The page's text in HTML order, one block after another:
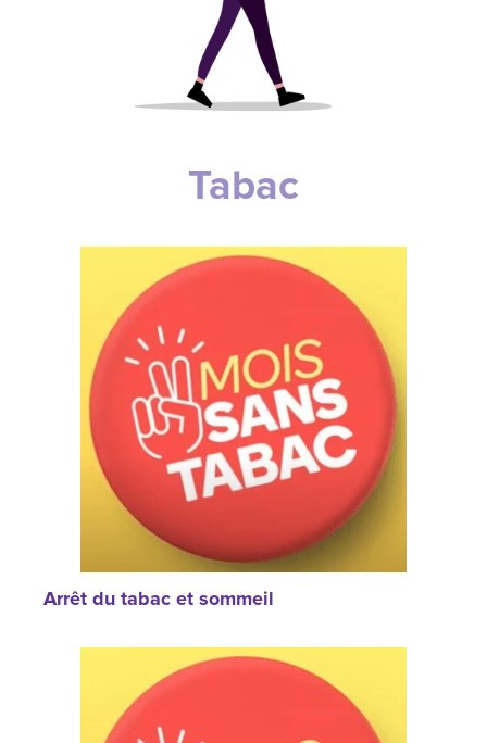
Tabac
Arrêt du tabac et sommeil